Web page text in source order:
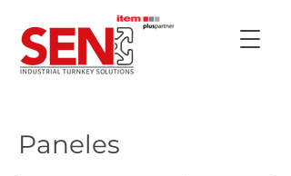
Paneles